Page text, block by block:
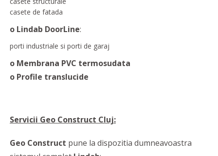
casete de fatada
o Lindab DoorLine:
porti industriale si porti de garaj
o Membrana PVC termosudata
o Profile translucide
Servicii Geo Construct Cluj:
Geo Construct pune la dispozitia dumneavoastra